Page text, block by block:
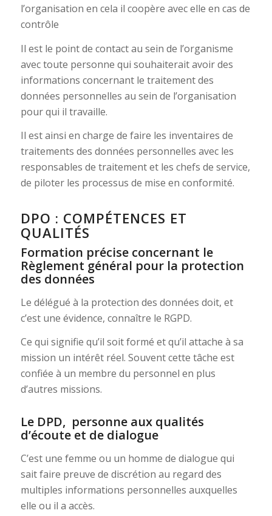
l’organisation en cela il coopère avec elle en cas de
contrôle
Il est le point de contact au sein de l’organisme
avec toute personne qui souhaiterait avoir des
informations concernant le traitement des
données personnelles au sein de l’organisation
pour qui il travaille.
Il est ainsi en charge de faire les inventaires de
traitements des données personnelles avec les
responsables de traitement et les chefs de service,
de piloter les processus de mise en conformité.
DPO : COMPÉTENCES ET
QUALITÉS
Formation précise concernant le
Règlement général pour la protection
des données
Le délégué à la protection des données doit, et
c’est une évidence, connaître le RGPD.
Ce qui signifie qu’il soit formé et qu’il attache à sa
mission un intérêt réel. Souvent cette tâche est
confiée à un membre du personnel en plus
d’autres missions.
Le DPD, personne aux qualités
d’écoute et de dialogue
C’est une femme ou un homme de dialogue qui
sait faire preuve de discrétion au regard des
multiples informations personnelles auxquelles
elle ou il a accès.